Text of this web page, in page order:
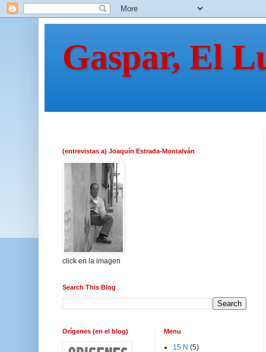
Gaspar, El
(entrevistas a) Joaquín Estrada-Montalván
click en la imagen
Search This Blog
Orígenes (en el blog) Menu
15 N (5)